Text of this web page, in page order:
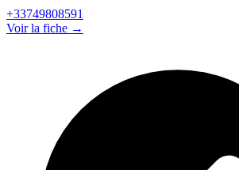
+33749808591
Voir la fiche →